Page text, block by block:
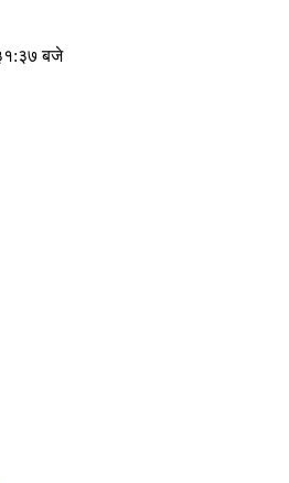
बजे